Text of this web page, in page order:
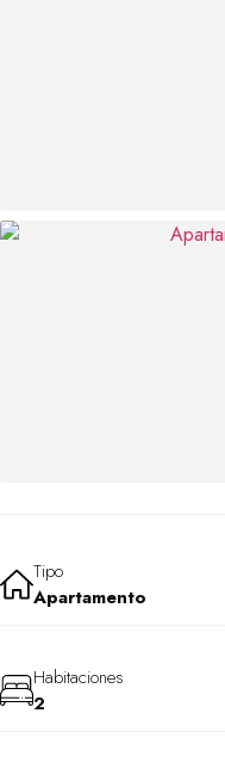
Tipo
Apartamento
Habitaciones
2